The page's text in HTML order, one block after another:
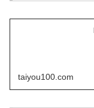
taiyou100.com